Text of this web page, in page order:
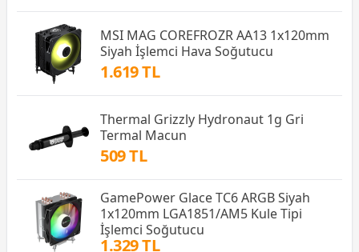
MSI MAG COREFROZR AA13 1x120mm
Siyah İşlemci Hava Soğutucu
1.619 TL
Thermal Grizzly Hydronaut 1g Gri
Termal Macun
509 TL
GamePower Glace TC6 ARGB Siyah
1x120mm LGA1851/AM5 Kule Tipi
İşlemci Soğutucu
1.329 TL